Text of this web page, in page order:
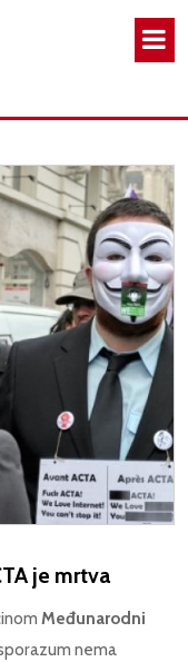
je mrtva
Međunarodni
nema